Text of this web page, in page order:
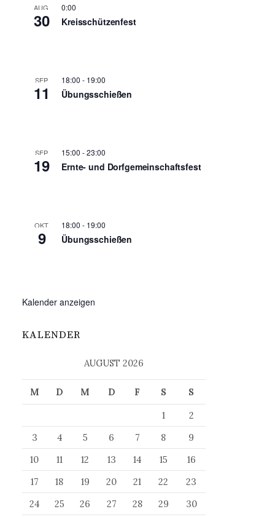
AUG.
30
0:00
Kreisschützenfest
SEP.
11
18:00 - 19:00
Übungsschießen
SEP.
19
15:00 -23:00
Ernte- und Dorfgemeinschaftsfest
OKT.
9
18:00 - 19:00
Übungsschießen
Kalender anzeigen
KALENDER
AUGUST 2026
M D M D F S
S
1
2
3
4 5 6 7 8
9
10
11 12 13 14 15
16
17
18 19 20 21 22
23
24
25 26 27 28 29 30